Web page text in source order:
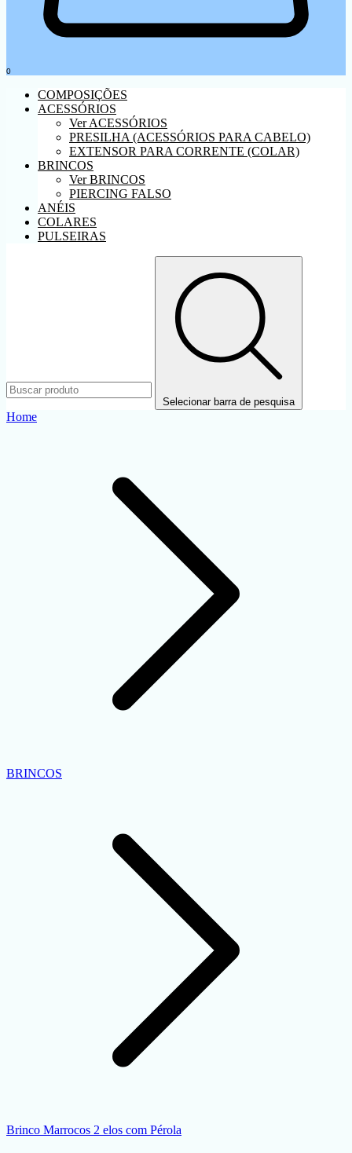
0
COMPOSIÇÕES
ACESSÓRIOS
Ver ACESSÓRIOS
PRESILHA (ACESSÓRIOS PARA CABELO)
EXTENSOR PARA CORRENTE (COLAR)
BRINCOS
Ver BRINCOS
PIERCING FALSO
ANÉIS
COLARES
PULSEIRAS
Selecionar barra de pesquisa
Home
BRINCOS
Brinco Marrocos 2 elos com Pérola